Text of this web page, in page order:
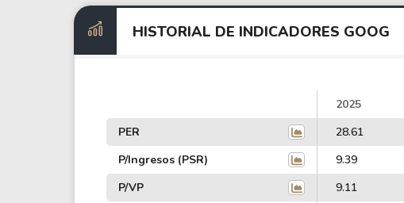
HISTORIAL DE INDICADORES GOOG
2025
PER
28.61
P/Ingresos (PSR)
9.39
P/VP
9.11